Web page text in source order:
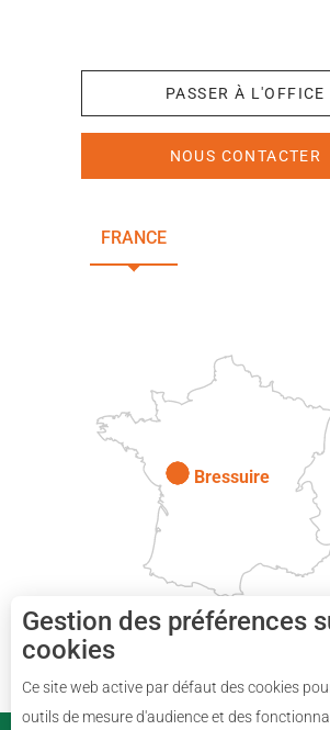
PASSER À L'OFFICE
NOUS CONTACTER
FRANCE
Bressuire
Gestion des préférences
cookies
Ce site web active par défaut des cookies
outils de mesure d'audience et des